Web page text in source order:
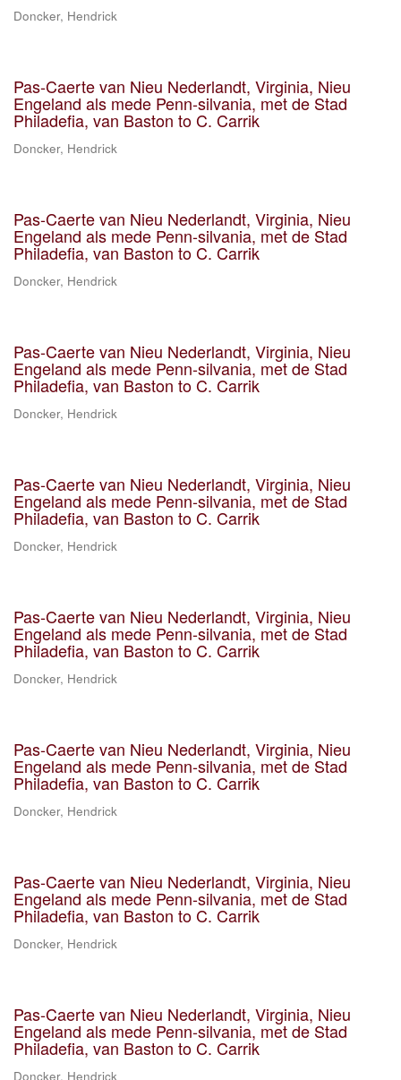
Doncker, Hendrick
Pas-Caerte van Nieu Nederlandt, Virginia, Nieu
Engeland als mede Penn-silvania, met de Stad
Philadefia, van Baston to C. Carrik
Doncker, Hendrick
Pas-Caerte van Nieu Nederlandt, Virginia, Nieu
Engeland als mede Penn-silvania, met de Stad
Philadefia, van Baston to C. Carrik
Doncker, Hendrick
Pas-Caerte van Nieu Nederlandt, Virginia, Nieu
Engeland als mede Penn-silvania, met de Stad
Philadefia, van Baston to C. Carrik
Doncker, Hendrick
Pas-Caerte van Nieu Nederlandt, Virginia, Nieu
Engeland als mede Penn-silvania, met de Stad
Philadefia, van Baston to C. Carrik
Doncker, Hendrick
Pas-Caerte van Nieu Nederlandt, Virginia, Nieu
Engeland als mede Penn-silvania, met de Stad
Philadefia, van Baston to C. Carrik
Doncker, Hendrick
Pas-Caerte van Nieu Nederlandt, Virginia, Nieu
Engeland als mede Penn-silvania, met de Stad
Philadefia, van Baston to C. Carrik
Doncker, Hendrick
Pas-Caerte van Nieu Nederlandt, Virginia, Nieu
Engeland als mede Penn-silvania, met de Stad
Philadefia, van Baston to C. Carrik
Doncker, Hendrick
Pas-Caerte van Nieu Nederlandt, Virginia, Nieu
Engeland als mede Penn-silvania, met de Stad
Philadefia, van Baston to C. Carrik
Doncker, Hendrick